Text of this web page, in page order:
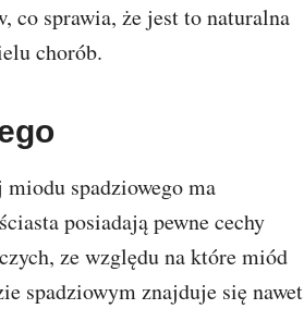
co sprawia, że jest to naturalna
chorób.
spadziowego ma
posiadają pewne cechy
ze względu na które miód
spadziowym znajduje się nawet